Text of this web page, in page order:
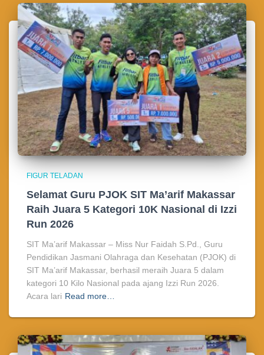
FIGUR TELADAN
Selamat Guru PJOK SIT Ma’arif Makassar
Raih Juara 5 Kategori 10K Nasional di Izzi
Run 2026
SIT Ma’arif Makassar – Miss Nur Faidah S.Pd., Guru
Pendidikan Jasmani Olahraga dan Kesehatan (PJOK) di
SIT Ma’arif Makassar, berhasil meraih Juara 5 dalam
kategori 10 Kilo Nasional pada ajang Izzi Run 2026.
Acara lari Read more…